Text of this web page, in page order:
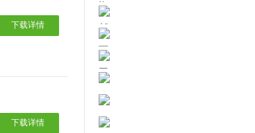
下载详情
下载详情
中文免费版
件)v1.1.0绿色版
文绿色版